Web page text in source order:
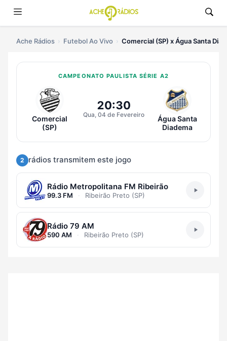
Ache Rádios Futebol Ao Vivo Comercial (SP) x Água Santa
CAMPEONATO PAULISTA SÉRIE A2
Ouvir Comercial (SP) x Água
Comercial
(SP)
20:30
Qua, 04 de Fevereiro
Água Santa
Diadema
2 rádios transmitem este jogo
Rádio Metropolitana FM Ribeirão
99.3 FM · Ribeirão Preto (SP)
Rádio 79 AM
590 AM · Ribeirão Preto (SP)